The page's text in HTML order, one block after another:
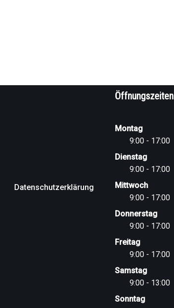
Datenschutzerklärung
Öffnungszeiten
Montag
9:00 - 17:00
Dienstag
9:00 - 17:00
Mittwoch
9:00 - 17:00
Donnerstag
9:00 - 17:00
Freitag
9:00 - 17:00
Samstag
9:00 - 13:00
Sonntag